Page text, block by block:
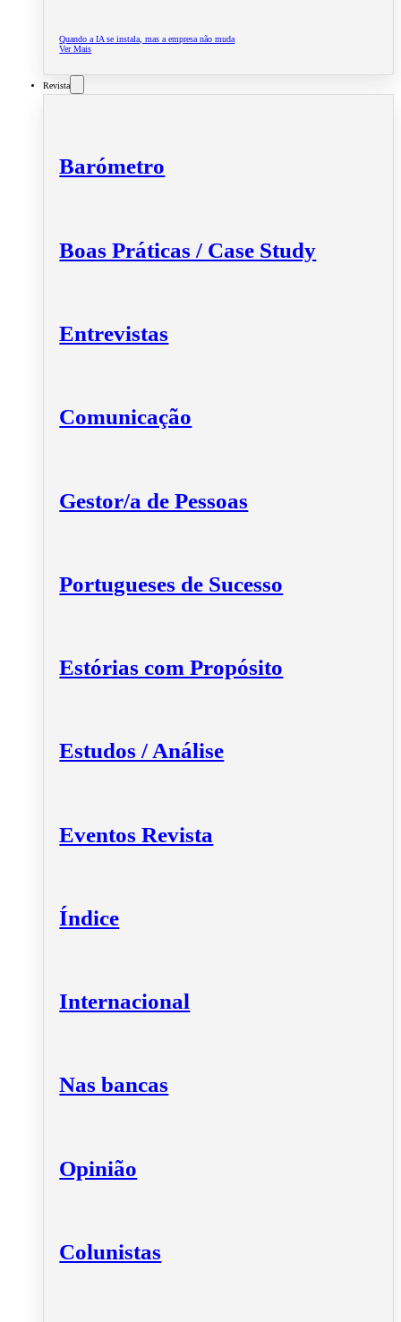
Quando a IA se instala, mas a empresa não muda
Ver Mais
Revista
Barómetro
Boas Práticas / Case Study
Entrevistas
Comunicação
Gestor/a de Pessoas
Portugueses de Sucesso
Estórias com Propósito
Estudos / Análise
Eventos Revista
Índice
Internacional
Nas bancas
Opinião
Colunistas